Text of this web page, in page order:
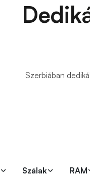
Szerbiában
Szálak RAM